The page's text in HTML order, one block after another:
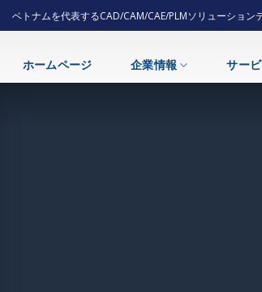
Skip
to
ベトナムを代表するCAD/CAM/CAE/PLMソリューション
ホームページ 企業情報 サー